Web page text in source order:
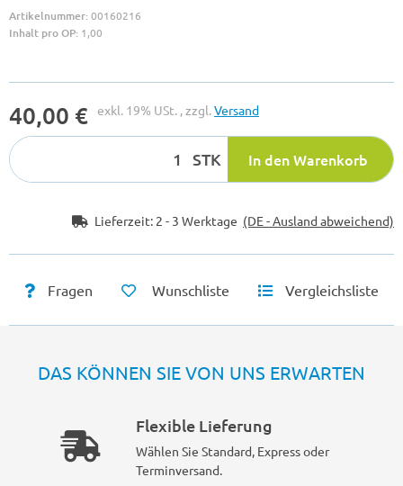
Artikelnummer:00160216
Inhalt pro OP: 1,00
40,00 € exkl. 19% USt. , zzgl.Versand
STK In den Warenkorb
Lieferzeit: 2 - 3 Werktage (DE - Ausland abweichend)
Fragen Wunschliste Vergleichsliste
DAS KÖNNEN SIE VON UNS ERWARTEN
Flexible Lieferung
Wählen Sie Standard, Express oder
Terminversand.